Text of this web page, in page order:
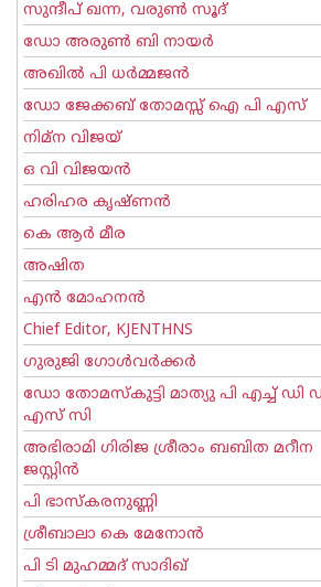
സുന്ദീപ് ഖന്ന, വരുൺ സൂദ്
ഡോ അരുണ്‍ ബി നായര്‍
അഖില്‍ പി ധര്‍മ്മജന്‍
ഡോ ജേക്കബ് തോമസ്സ് ഐ പി എസ്
നിമ്ന വിജയ്
ഒ വി വിജയന്‍
ഹരിഹര കൃഷ്ണൻ
കെ ആര്‍ മീര
അഷിത
എന്‍ മോഹനന്‍
Chief Editor, KJENTHNS
ഗുരുജി ഗോള്‍‌വര്‍ക്കര്‍
ഡോ തോമസ്കുട്ടി മാത്യു പി എച്ച് ഡി
എസ് സി
അഭിരാമി ഗിരിജ ശ്രീരാം ബബിത മറീന
ജസ്റ്റിന്‍
പി ഭാസ്കരനുണ്ണി
ശ്രീബാലാ കെ മേനോന്‍
പി ടി മുഹമ്മദ് സാദിഖ്‌